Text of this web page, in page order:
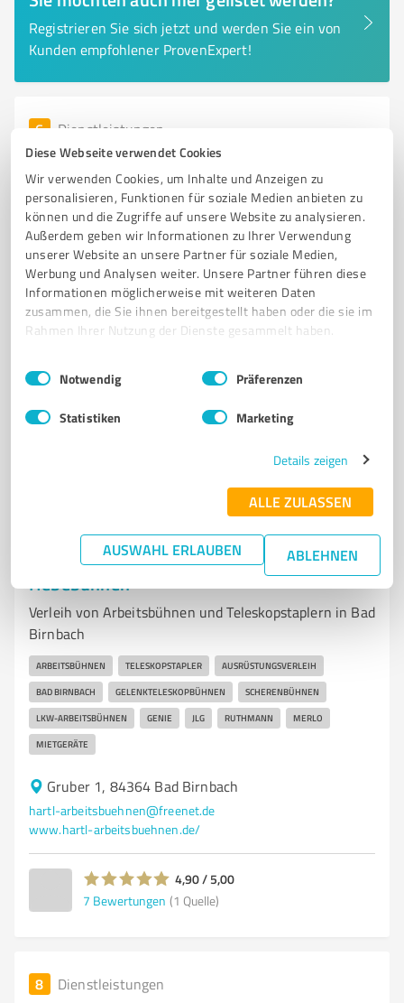
Diese Webseite verwendet Cookies
Wir verwenden Cookies, um Inhalte und Anzeigen zu
personalisieren, Funktionen für soziale Medien anbieten zu
können und die Zugriffe auf unsere Website zu analysieren.
Außerdem geben wir Informationen zu Ihrer Verwendung
unserer Website an unsere Partner für soziale Medien,
Werbung und Analysen weiter. Unsere Partner führen diese
Informationen möglicherweise mit weiteren Daten
zusammen, die Sie ihnen bereitgestellt haben oder die sie im
Rahmen Ihrer Nutzung der Dienste gesammelt haben.
Impressum Datenschutzbestimmungen
Einwilligungsauswahl
Notwendig Präferenzen
Statistiken Marketing
Details zeigen
ALLE ZULASSEN
AUSWAHL ERLAUBEN ABLEHNEN
Registrieren Sie sich jetzt und werden Sie ein von
Kunden empfohlener ProvenExpert!
6 Dienstleistungen
MS Entsorgung Michel
Professionelle Entsorgung von Wertstoffen und
Schrott in Pfarrkirchen
SCHROTTPLATZ SCHROTTHÄNDLER WERTSTOFFE ENTSORGUNG
PFARRKIRCHEN AUTOBATTERIEN KUPFERKABEL CONTAINER
SAMMELBOXEN RECYCLING ENTSORGUNGSDIENSTLEISTUNGEN
PROFESSIONELLE ANALYSE
info@eagleshot.de www.entsorgung-michel.de/
Dienstleistungen
Franz Hartl GmbH Arbeitsbühnen,
Hebebühnen
Verleih von Arbeitsbühnen und Teleskopstaplern in Bad
Birnbach
ARBEITSBÜHNEN TELESKOPSTAPLER AUSRÜSTUNGSVERLEIH
BAD BIRNBACH GELENKTELESKOPBÜHNEN SCHERENBÜHNEN
LKW-ARBEITSBÜHNEN GENIE JLG RUTHMANN MERLO
MIETGERÄTE
Gruber 1, 84364 Bad Birnbach
hartl-arbeitsbuehnen@freenet.de
www.hartl-arbeitsbuehnen.de/
4,90 / 5,00
7 Bewertungen (1 Quelle)
8 Dienstleistungen